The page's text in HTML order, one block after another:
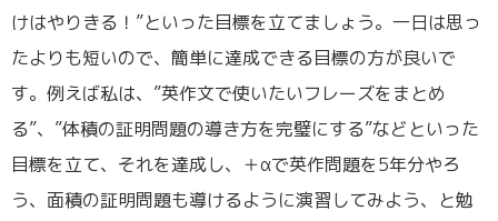
けはやりきる！”といった目標を立てましょう。一日は思っ
たよりも短いので、簡単に達成できる目標の方が良いで
す。例えば私は、”英作文で使いたいフレーズをまとめ
る”、”体積の証明問題の導き方を完璧にする”などといった
目標を立て、それを達成し、＋αで英作問題を5年分やろ
う、面積の証明問題も導けるように演習してみよう、と勉